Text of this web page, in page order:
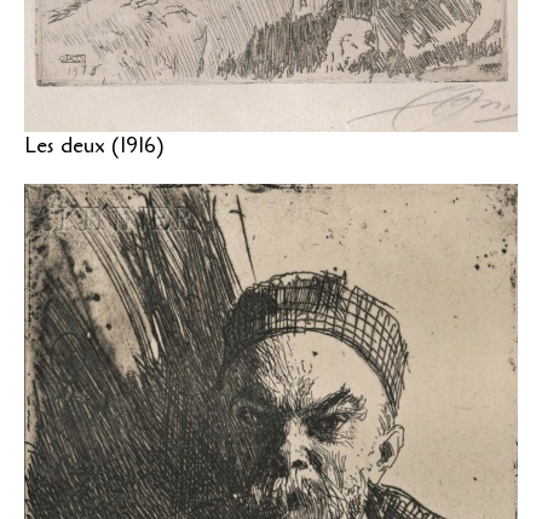
Les deux (1916)